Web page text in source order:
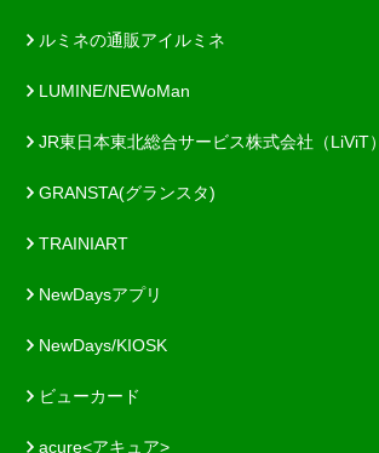
ルミネの通販アイルミネ
LUMINE/NEWoMan
JR東日本東北総合サービス株式会社（LiViT）
GRANSTA(グランスタ)
TRAINIART
NewDaysアプリ
NewDays/KIOSK
ビューカード
acure<アキュア>